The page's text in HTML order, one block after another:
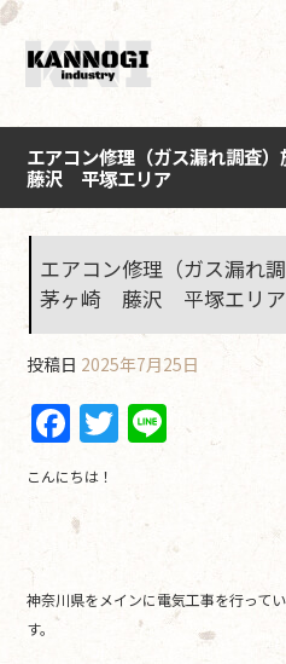
エアコン修理（ガス漏れ調
藤沢 平塚エリア
エアコン修理（ガス漏
茅ヶ崎 藤沢 平塚エリア
投稿日 2025年7月25日
F
a
c
e
o
T
w
er
Li
こんにちは！
神奈川県をメインに電気工事を行って
す。